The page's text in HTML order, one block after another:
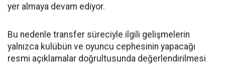
yer almaya devam ediyor.
Bu nedenle transfer süreciyle ilgili gelişmelerin
yalnızca kulübün ve oyuncu cephesinin yapacağı
resmi açıklamalar doğrultusunda değerlendirilmesi